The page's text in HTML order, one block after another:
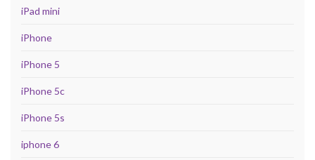
iPad mini
iPhone
iPhone 5
iPhone 5c
iPhone 5s
iphone 6